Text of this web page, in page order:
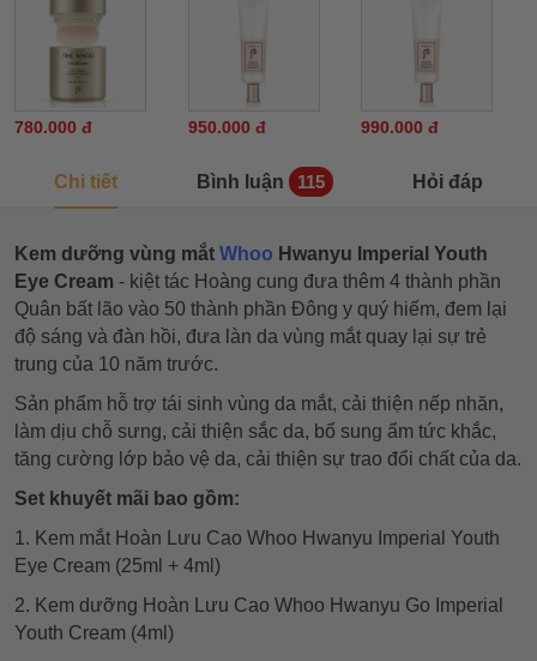
780.000 đ 950.000 đ 990.000 đ
Chi tiết Bình luận 115 Hỏi đáp
Kem dưỡng vùng mắt Whoo Hwanyu Imperial Youth
Eye Cream - kiệt tác Hoàng cung đưa thêm 4 thành phần
Quân bất lão vào 50 thành phần Đông y quý hiếm, đem lại
độ sáng và đàn hồi, đưa làn da vùng mắt quay lại sự trẻ
trung của 10 năm trước.
Sản phẩm hỗ trợ tái sinh vùng da mắt, cải thiện nếp nhăn,
làm dịu chỗ sưng, cải thiện sắc da, bổ sung ẩm tức khắc,
tăng cường lớp bảo vệ da, cải thiện sự trao đổi chất của da.
Set khuyết mãi bao gồm:
1. Kem mắt Hoàn Lưu Cao Whoo Hwanyu Imperial Youth
Eye Cream (25ml + 4ml)
2. Kem dưỡng Hoàn Lưu Cao Whoo Hwanyu Go Imperial
Youth Cream (4ml)